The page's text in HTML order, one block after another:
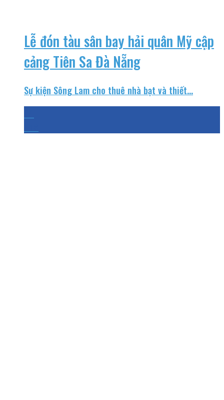
Lễ đón tàu sân bay hải quân Mỹ cập
cảng Tiên Sa Đà Nẵng
Sự kiện Sông Lam cho thuê nhà bạt và thiết...